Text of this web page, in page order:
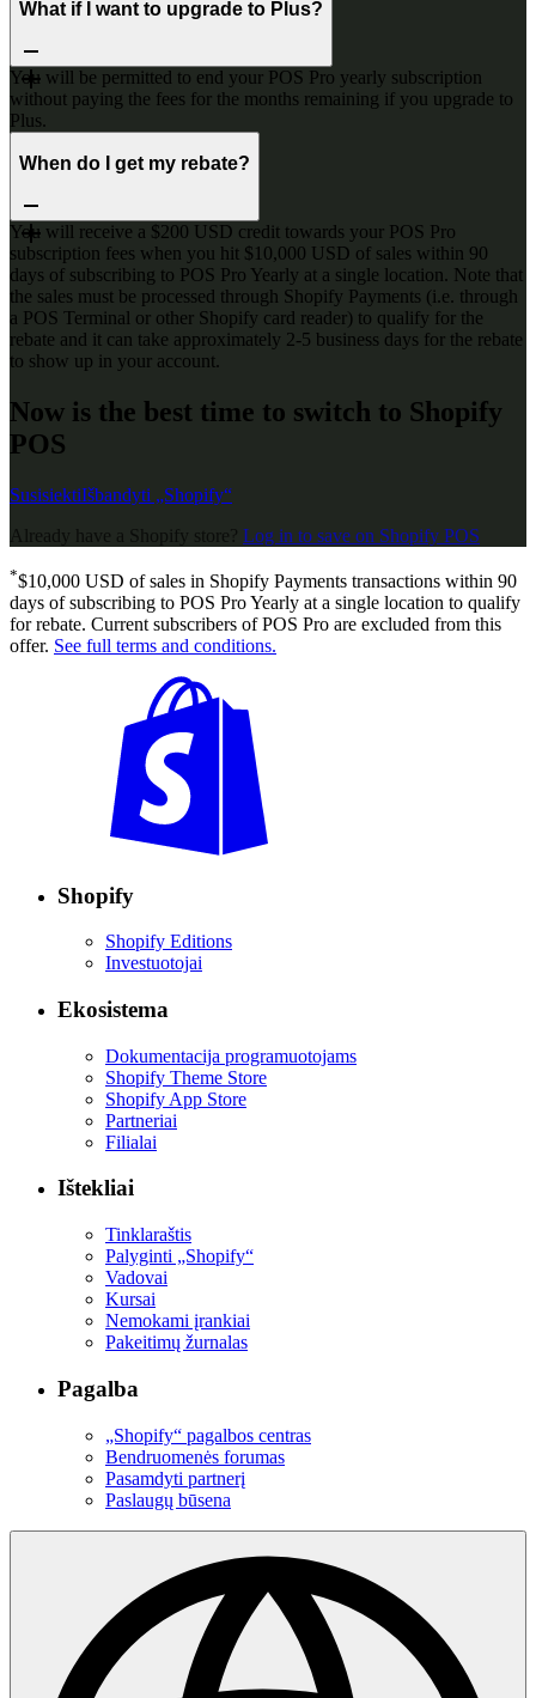
What if I want to upgrade to Plus?
You will be permitted to end your POS Pro yearly subscription
without paying the fees for the months remaining if you upgrade to
Plus.
When do I get my rebate?
You will receive a $200 USD credit towards your POS Pro
subscription fees when you hit $10,000 USD of sales within 90
days of subscribing to POS Pro Yearly at a single location. Note that
the sales must be processed through Shopify Payments (i.e. through
a POS Terminal or other Shopify card reader) to qualify for the
rebate and it can take approximately 2-5 business days for the rebate
to show up in your account.
Now is the best time to switch to Shopify
POS
SusisiektiIšbandyti „Shopify“
Already have a Shopify store? Log in to save on Shopify POS
*$10,000 USD of sales in Shopify Payments transactions within 90
days of subscribing to POS Pro Yearly at a single location to qualify
for rebate. Current subscribers of POS Pro are excluded from this
offer. See full terms and conditions.
Shopify
Shopify Editions
Investuotojai
Ekosistema
Dokumentacija programuotojams
Shopify Theme Store
Shopify App Store
Partneriai
Filialai
Ištekliai
Tinklaraštis
Palyginti „Shopify“
Vadovai
Kursai
Nemokami įrankiai
Pakeitimų žurnalas
Pagalba
„Shopify“ pagalbos centras
Bendruomenės forumas
Pasamdyti partnerį
Paslaugų būsena